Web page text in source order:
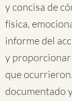
y concisa de
física,
informe del
y
que
documentado